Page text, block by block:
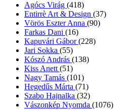
Agócs Virág (418)
Entirrè Art & Design (37)
Vörös Eszter Anna (90)
Farkas Dani (16)
Kapuvári Gábor(228)
Jari Sokka (55)
Kószó András (138)
Kiss Anett (51)
Nagy Tamás (101)
Hegedűs Márta (71)
Szabo Hajnalka (32)
Vászonkép Nyomda (1076)